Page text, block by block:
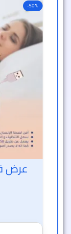
-50%
عرض